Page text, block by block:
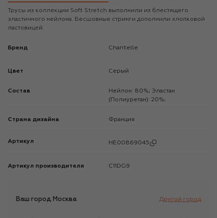
Трусы из коллекции Soft Stretch выполнили из блестящего
эластичного нейлона. Бесшовные стринги дополнили хлопковой
ластовицей.
Бренд Chantelle
Цвет Серый
Состав
Нейлон: 80%; Эластан
(Полиуретан): 20%;
Страна дизайна Франция
Артикул HE00869045
Артикул производителя C11DG9
Ваш город Москва Другой город